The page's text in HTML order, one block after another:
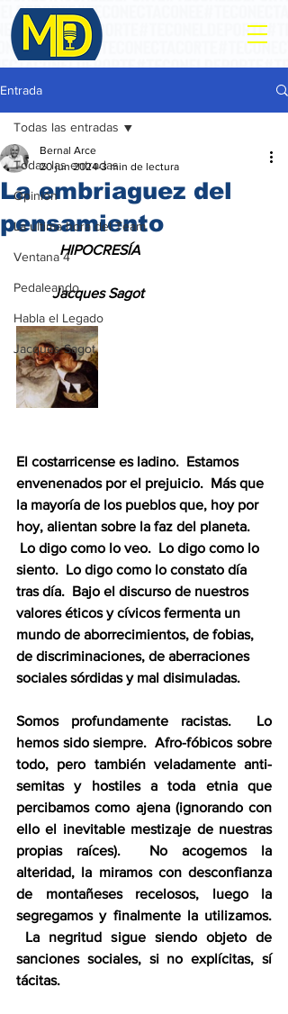
Entrada
Todas las entradas
Opinión
La ultima hora del Team
Ventana 4
Pedaleando
Habla el Legado
Jacques Sagot
Todas las entradas
La embriaguez del
pensamiento
Bernal Arce
20 jun 2024 3 min de lectura
            HIPOCRESÍA
          Jacques Sagot
El costarricense es ladino.  Estamos
envenenados por el prejuicio.  Más que
la mayoría de los pueblos que, hoy por
hoy, alientan sobre la faz del planeta.
Lo digo como lo veo.  Lo digo como lo
siento.  Lo digo como lo constato día
tras día.  Bajo el discurso de nuestros
valores éticos y cívicos fermenta un
mundo de aborrecimientos, de fobias,
de discriminaciones, de aberraciones
sociales sórdidas y mal disimuladas.
Somos profundamente racistas.  Lo
hemos sido siempre.  Afro-fóbicos sobre
todo, pero también veladamente anti-
semitas y hostiles a toda etnia que
percibamos como ajena (ignorando con
ello el inevitable mestizaje de nuestras
propias raíces).  No acogemos la
alteridad, la miramos con desconfianza
de montañeses recelosos, luego la
segregamos y finalmente la utilizamos.
La negritud sigue siendo objeto de
sanciones sociales, si no explícitas, sí
tácitas.